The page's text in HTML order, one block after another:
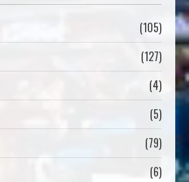
GÜREŞ ANTRENÖRLÜĞÜ
2, 2026
Sivas’ta Açılıyor
(105)
(127)
(4)
(5)
(79)
(6)